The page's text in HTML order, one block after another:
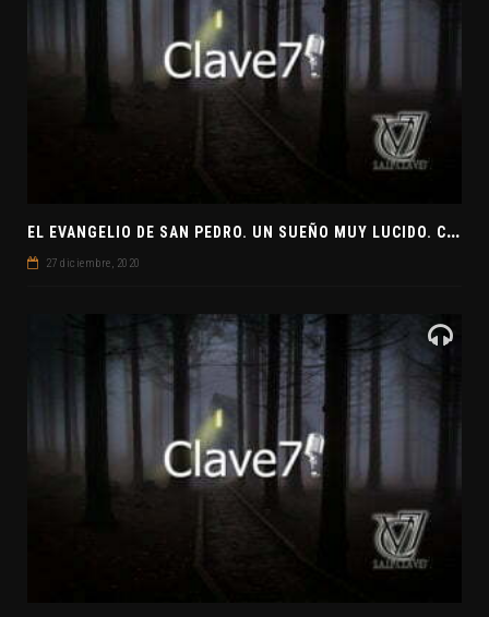
E
L EVANGELIO DE SAN PEDRO. UN SUEÑO MUY LUCIDO. CLAVE7 NEWS ¿PREPARADOS PARA UNA VISITA EXTRATERRESTRE?
27 diciembre, 2020